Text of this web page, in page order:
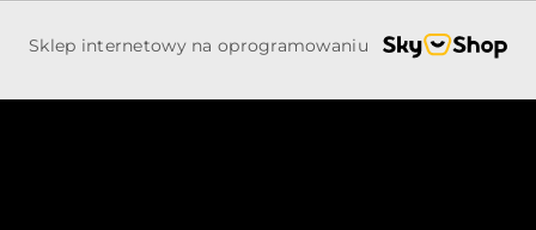
Sklep internetowy na oprogramowaniu